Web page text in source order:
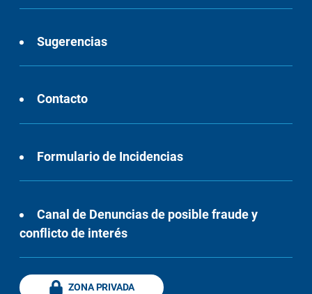
Sugerencias
Contacto
Formulario de Incidencias
Canal de Denuncias de posible fraude y
conflicto de interés
ZONA PRIVADA